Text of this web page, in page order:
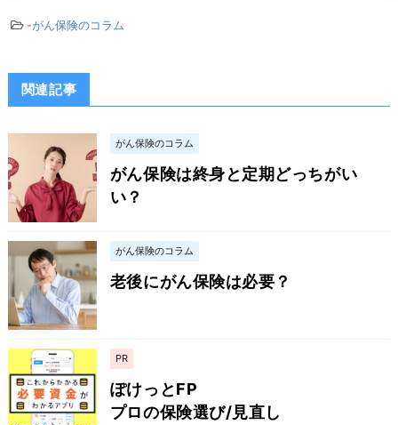
-がん保険のコラム
関連記事
がん保険のコラム
がん保険は終身と定期どっちがい
い？
がん保険のコラム
老後にがん保険は必要？
PR
ぽけっとFP
プロの保険選び/見直し